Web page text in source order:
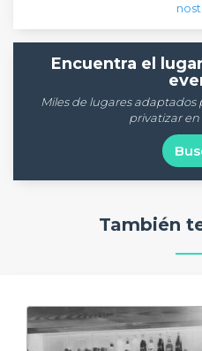
Encuentra el
Miles de lugares adaptados
privatizar
También